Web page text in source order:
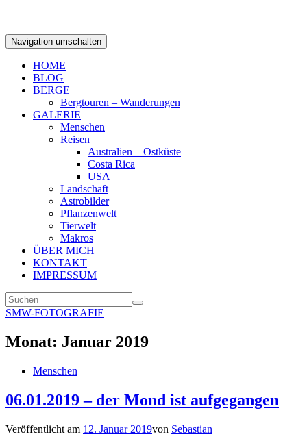
Navigation umschalten
HOME
BLOG
BERGE
Bergtouren – Wanderungen
GALERIE
Menschen
Reisen
Australien – Ostküste
Costa Rica
USA
Landschaft
Astrobilder
Pflanzenwelt
Tierwelt
Makros
ÜBER MICH
KONTAKT
IMPRESSUM
SMW-FOTOGRAFIE
Monat: Januar 2019
Menschen
06.01.2019 – der Mond ist aufgegangen
Veröffentlicht am 12. Januar 2019von Sebastian